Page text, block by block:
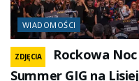
WIADOMOŚCI
ZDJĘCIA
Rockowa Noc
Summer GIG na Lisiej